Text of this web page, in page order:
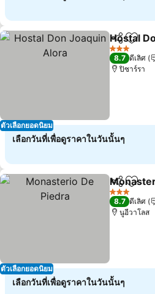
ตัวเลือกยอดนิยม
แชร์ เพิ่ม
Hostal
3 ดาว
8.7 ดีเลิศ
ปิซาร์รา
เลือกวันที่เพื่อดูราคาในวันนั้นๆ
ตัวเลือกยอดนิยม
แชร์ เพิ่ม
3 ดาว
8.7 ดีเลิศ
นูอีวาโลส
เลือกวันที่เพื่อดูราคาในวันนั้นๆ